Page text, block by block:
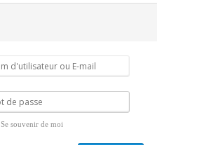
Se souvenir de moi